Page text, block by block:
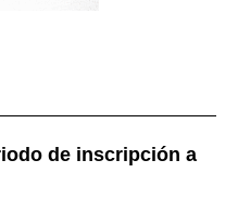
de inscripción a